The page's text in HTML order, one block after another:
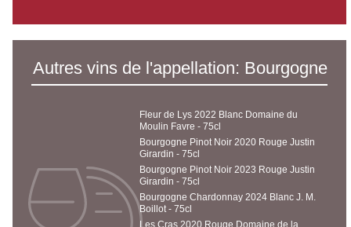
Autres vins de l'appellation: Bourgogne
Fleur de Lys 2022 Blanc Domaine du
Moulin Favre - 75cl
Bourgogne Pinot Noir 2020 Rouge Justin
Girardin - 75cl
Bourgogne Pinot Noir 2023 Rouge Justin
Girardin - 75cl
Bourgogne Chardonnay 2024 Blanc J. M.
Boillot - 75cl
Les Cras 2020 Rouge Domaine de la